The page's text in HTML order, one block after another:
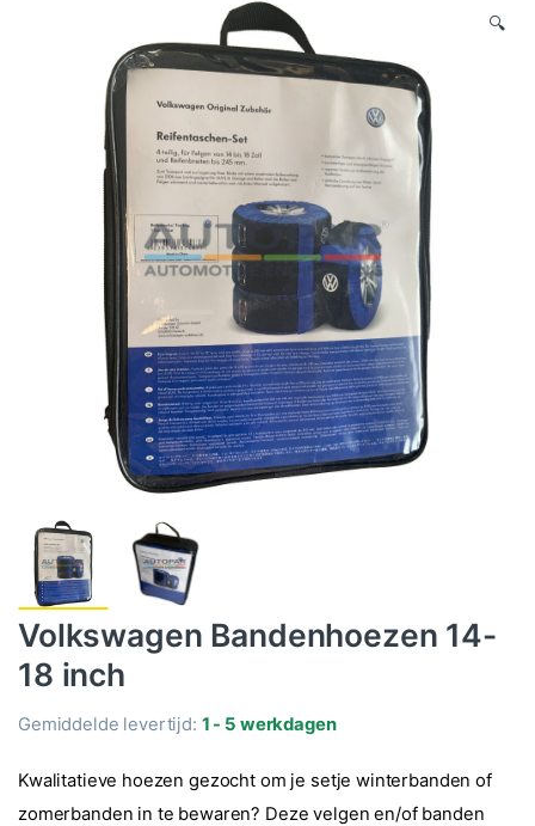
🔍
Volkswagen Bandenhoezen 14-
18 inch
Gemiddelde levertijd: 1 - 5 werkdagen
Kwalitatieve hoezen gezocht om je setje winterbanden of
zomerbanden in te bewaren? Deze velgen en/of banden